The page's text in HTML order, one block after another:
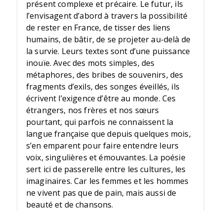
présent complexe et précaire. Le futur, ils
l’envisagent d’abord à travers la possibilité
de rester en France, de tisser des liens
humains, de bâtir, de se projeter au-delà de
la survie. Leurs textes sont d’une puissance
inouïe. Avec des mots simples, des
métaphores, des bribes de souvenirs, des
fragments d’exils, des songes éveillés, ils
écrivent l’exigence d’être au monde. Ces
étrangers, nos frères et nos sœurs
pourtant, qui parfois ne connaissent la
langue française que depuis quelques mois,
s’en emparent pour faire entendre leurs
voix, singulières et émouvantes. La poésie
sert ici de passerelle entre les cultures, les
imaginaires. Car les femmes et les hommes
ne vivent pas que de pain, mais aussi de
beauté et de chansons.